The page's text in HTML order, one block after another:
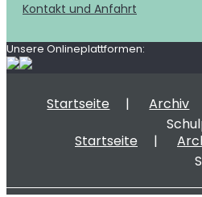
Kontakt und Anfahrt
Unsere Onlineplattformen:
Startseite Archiv
Startseite